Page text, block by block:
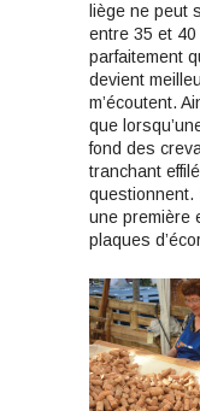
liège ne peut
entre 35 et
parfaitement
devient
m’écoutent.
que
fond des
tranchant
questionnent.
une première
plaques